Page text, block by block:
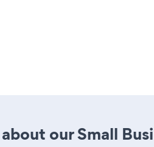
our Small